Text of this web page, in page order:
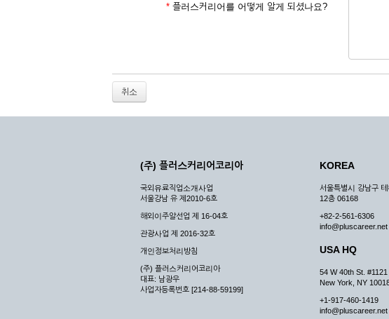
2. 개인정보를 허위로 기재하여 신청할 경우
8. 기타 회사가 정한 제반 사항을 위반하며 신청하는 경우
② 시스템 점검, 교체 및 고장, 기술적인 이유, 국가비상사태, 정전
③ 기타 회사는 서비스를 제공할 수 없는 합당한 사유가 발생한 경
④ 회사는 제 2항 및 제 3항의 사유로 서비스의 제공이 일시적
제3장 권리 및 의무
제6조 (회사의 의무)
① 회사는 특별한 사정이 없는 한 이용자가 신청한 후 즉시 서비
② 회사는 이용자의 개인 신상 정보를 본인의 승낙 없이 타인에
* 플러스커리어를 어떻게 알게 되셨나요?
취소
(주) 플러스커리어코리아
국외유료직업소개사업
서울강남 유 제2010-6호
해외이주알선업 제 16-04호
관광사업 제 2016-32호
개인정보처리방침
(주) 플러스커리어코리아
대표: 남광우
사업자등록번호 [214-88-59199]
KOREA
서울특별시 강남구
12층 06168
+82-2-561-6306
info@pluscareer.net
USA HQ
54 W 40th St. #1121
New York, NY
+1-917-460-1419
info@pluscareer.net